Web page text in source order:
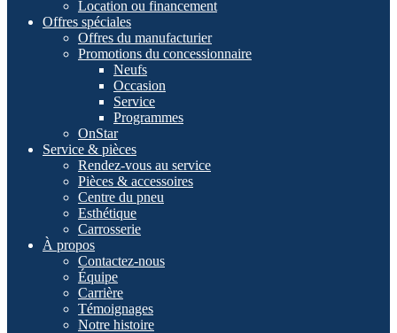
Location ou financement
Offres spéciales
Offres du manufacturier
Promotions du concessionnaire
Neufs
Occasion
Service
Programmes
OnStar
Service & pièces
Rendez-vous au service
Pièces & accessoires
Centre du pneu
Esthétique
Carrosserie
À propos
Contactez-nous
Équipe
Carrière
Témoignages
Notre histoire